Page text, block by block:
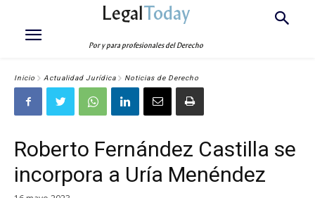
LegalToday
Por y para profesionales del Derecho
Inicio Actualidad Jurídica Noticias de Derecho
Roberto Fernández Castilla se
incorpora a Uría Menéndez